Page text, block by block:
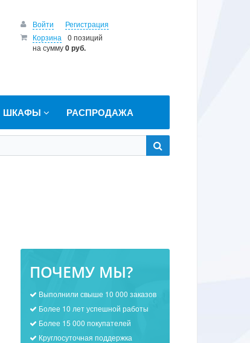
Войти
Регистрация
Корзина
0 позиций
на сумму0 руб.
ШКАФЫ РАСПРОДАЖА
ПОЧЕМУ МЫ?
Выполнили свыше 10 000 заказов
Более 10 лет успешной работы
Более 15 000 покупателей
Круглосуточная поддержка